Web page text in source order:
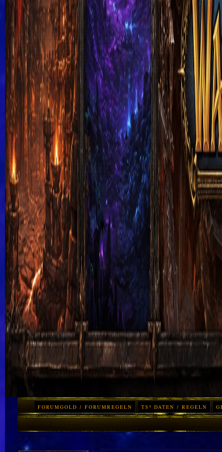
FORUMGOLD / FORUMREGELN TS³ DATEN / REGELN